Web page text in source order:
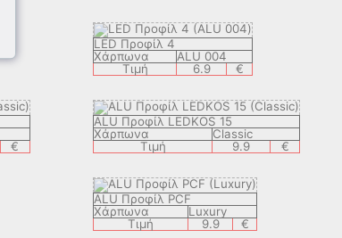
LED Προφίλ 4
Χάρπωνα
ALU 004
Τιμή
6.9 €
€
ALU Προφίλ LEDKOS 15
Χάρπωνα
Classic
Τιμή
9.9 €
ALU Προφίλ PCF
Χάρπωνα
Luxury
Τιμή
9.9 €